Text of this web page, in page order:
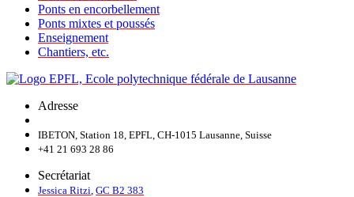
Ponts en encorbellement
Ponts mixtes et poussés
Enseignement
Chantiers, etc.
Adresse
IBETON, Station 18, EPFL, CH-1015 Lausanne, Suisse
+41 21 693 28 86
Secrétariat
Jessica Ritzi GC B2 383